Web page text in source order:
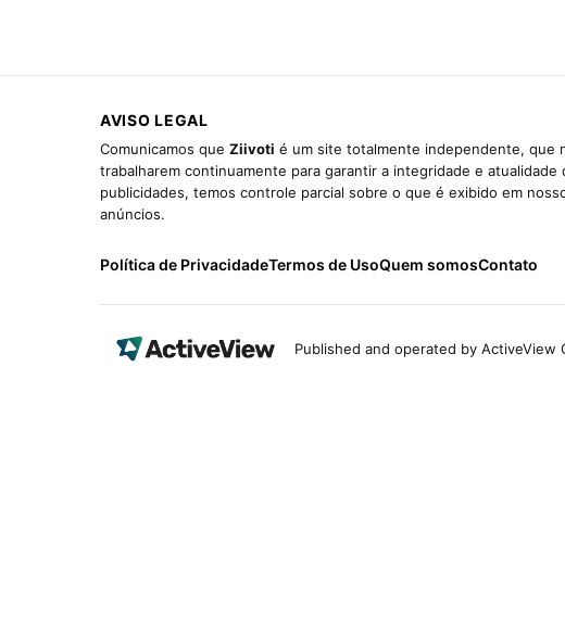
AVISO LEGAL
Comunicamos que Ziivoti é um site totalmente independente, que
trabalharem continuamente para garantir a integridade e
publicidades, temos controle parcial sobre o que é exibido em
anúncios.
Política de PrivacidadeTermos de UsoQuem somosContato
Published and operated by ActiveView